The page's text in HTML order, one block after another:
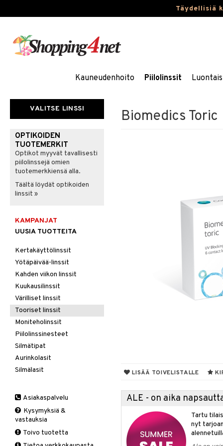
Täydellisiä
Kauneudenhoito Piilolinssit
Biomedics Toric
LISÄÄ TOIVELISTALLE
ALE - on aika
Tartu
nyt
VALITSE LINSSI
OPTIKOIDEN
TUOTEMERKIT
Optikot myyvät tavallisesti
piilolinssejä omien
tuotemerkkiensä alla.
Täältä löydät optikoiden
linssit »
KAMPANJAT
UUSIA TUOTTEITA
Kertakäyttölinssit
Yötäpäivää-linssit
Kahden viikon linssit
Kuukausilinssit
Värilliset linssit
Tooriset linssit
Moniteholinssit
Piilolinssinesteet
Silmätipat
Aurinkolasit
Silmälasit
Asiakaspalvelu
Kysymyksiä &
vastauksia
Toivo tuotetta